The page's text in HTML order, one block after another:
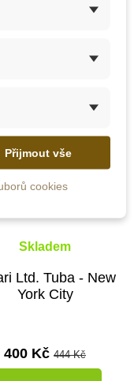
Přidat do košíku
Skladem
Ltd. Tuba - New
York City
400 Kč 444 Kč
Přijmout vše
cookies